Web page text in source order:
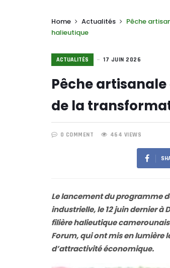
Home Actualités
Pêche
halieutique
ACTUALITÉS 17 JUIN 2026
Pêche
de la
0 COMMENT 464 VIEWS
Le lancement du programme
industrielle, le 12 juin dernier
filière halieutique
Forum, qui ont mis en lumière
d’attractivité économique.